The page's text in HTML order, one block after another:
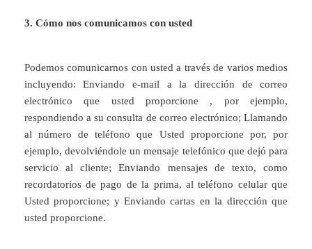
3. Cómo nos comunicamos con usted
Podemos comunicarnos con usted a través de varios medios
incluyendo: Enviando e-mail a la dirección de correo
electrónico que usted proporcione , por ejemplo,
respondiendo a su consulta de correo electrónico; Llamando
al número de teléfono que Usted proporcione por, por
ejemplo, devolviéndole un mensaje telefónico que dejó para
servicio al cliente; Enviando mensajes de texto, como
recordatorios de pago de la prima, al teléfono celular que
Usted proporcione; y Enviando cartas en la dirección que
usted proporcione.